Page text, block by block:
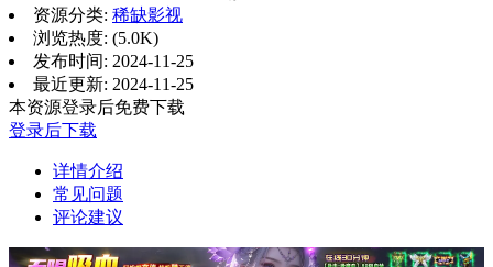
资源分类: 稀缺影视
浏览热度: (5.0K)
发布时间: 2024-11-25
最近更新: 2024-11-25
本资源登录后免费下载
登录后下载
详情介绍
常见问题
评论建议